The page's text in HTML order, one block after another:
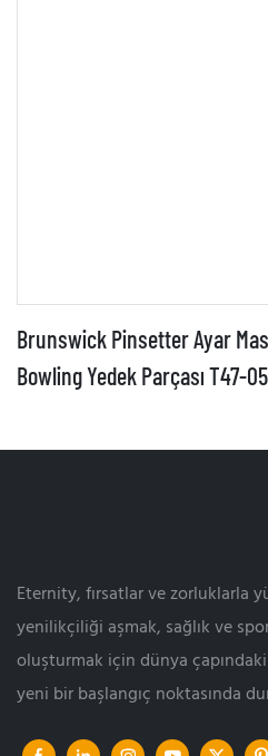
Brunswick Pinsetter Ayar
Bowling Yedek Parçası T47-
Eternity, fırsatlar ve zorluklarla
yenilikçiliği aşmak, sağlık ve
oluşturmak için dünya
yeni bir başlangıç ​​noktasında